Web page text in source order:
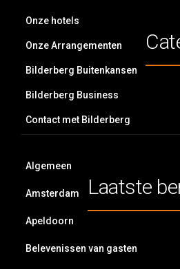
Onze hotels
Onze Arrangementen
Bilderberg Buitenkansen
Bilderberg Business
Contact met Bilderberg
Algemeen
Amsterdam
Apeldoorn
Belevenissen van gasten
Laatste